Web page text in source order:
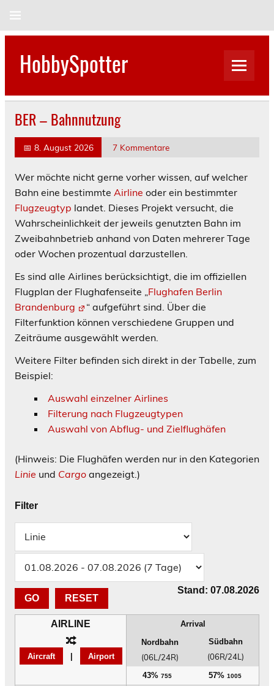
HobbySpotter
BER – Bahnnutzung
📅 8. August 2026 7 Kommentare
Wer möchte nicht gerne vorher wissen, auf welcher
Bahn eine bestimmte Airline oder ein bestimmter
Flugzeugtyp landet. Dieses Projekt versucht, die
Wahrscheinlichkeit der jeweils genutzten Bahn im
Zweibahnbetrieb anhand von Daten mehrerer Tage
oder Wochen prozentual darzustellen.
Es sind alle Airlines berücksichtigt, die im offiziellen
Flugplan der Flughafenseite „Flughafen Berlin
Brandenburg
“ aufgeführt sind. Über die
Filterfunktion können verschiedene Gruppen und
Zeiträume ausgewählt werden.
Weitere Filter befinden sich direkt in der Tabelle, zum
Beispiel:
Auswahl einzelner Airlines
Filterung nach Flugzeugtypen
Auswahl von Abflug- und Zielflughäfen
(Hinweis: Die Flughäfen werden nur in den Kategorien
Linie und Cargo angezeigt.)
Filter
RESET
Stand: 07.08.2026
AIRLINE
Aircraft Airport
Arrival
Nordbahn
(06L/24R)
Südbahn
(06R/24L)
43% 755 57% 1005